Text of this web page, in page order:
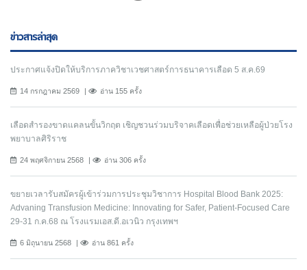
ข่าวสารล่าสุด
ประกาศแจ้งปิดให้บริการภาควิชาเวชศาสตร์การธนาคารเลือด 5 ส.ค.69
14 กรกฎาคม 2569 อ่าน 155 ครั้ง
เลือดสำรองขาดแคลนขั้นวิกฤต เชิญชวนร่วมบริจาคเลือดเพื่อช่วยเหลือผู้ป่วยโรง
พยาบาลศิริราช
24 พฤศจิกายน 2568 อ่าน 306 ครั้ง
ขยายเวลารับสมัครผู้เข้าร่วมการประชุมวิชาการ Hospital Blood Bank 2025:
Advaning Transfusion Medicine: Innovating for Safer, Patient-Focused Care
29-31 ก.ค.68 ณ โรงแรมเอส.ดี.อเวนิว กรุงเทพฯ
6 มิถุนายน 2568 อ่าน 861 ครั้ง